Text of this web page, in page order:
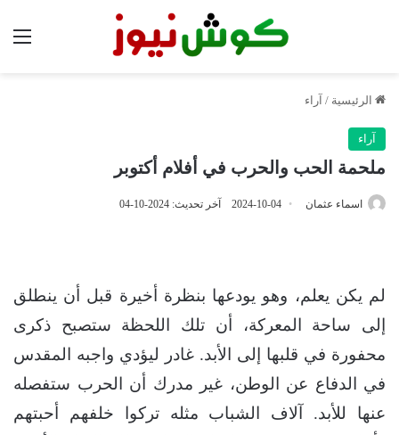
الرئيسية / آراء
آراء
ملحمة الحب والحرب في أفلام أكتوبر
اسماء عثمان 2024-10-04 آخر تحديث: 2024-10-04
لم يكن يعلم، وهو يودعها بنظرة أخيرة قبل أن ينطلق
إلى ساحة المعركة، أن تلك اللحظة ستصبح ذكرى
محفورة في قلبها إلى الأبد. غادر ليؤدي واجبه المقدس
في الدفاع عن الوطن، غير مدرك أن الحرب ستفصله
عنها للأبد. آلاف الشباب مثله تركوا خلفهم أحبتهم